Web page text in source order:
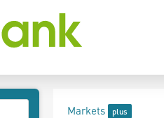
Markets